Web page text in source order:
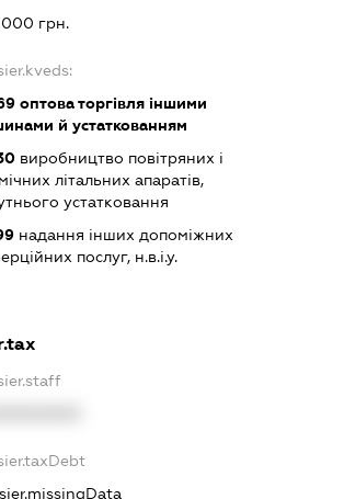
000 грн.
оптова торгівля іншими
й устаткованням
виробництво повітряних і
літальних апаратів,
устатковання
надання інших допоміжних
послуг, н.в.і.у.